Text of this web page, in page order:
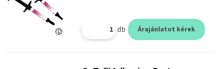
db Árajánlatot kérek